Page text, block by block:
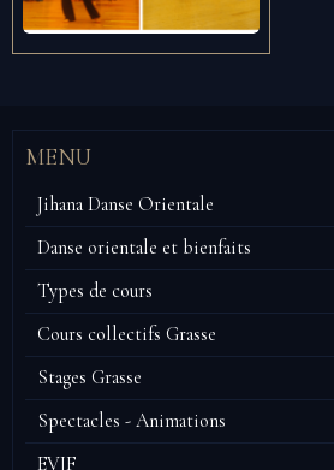
MENU
Jihana Danse Orientale
Danse orientale et bienfaits
Types de cours
Cours collectifs Grasse
Stages Grasse
Spectacles - Animations
EVJF